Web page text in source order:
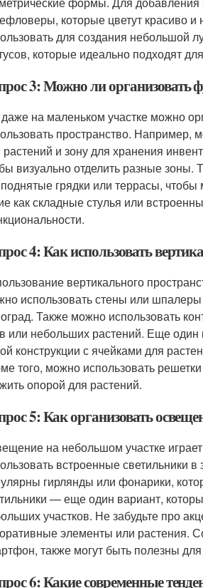
которые цветут красиво
для создания небольшой
которые идеально подходят
3: Можно ли организовать
на маленьком участке можно
пространство. Например,
и зону для хранения
визуально отделить разные зоны.
грядки или террасы,
как складные стулья или
4: Как использовать
вертикального
использовать стены или
Также можно использовать
или небольших растений. Еще
конструкции с ячейками для
того, можно использовать
опорой для растений.
5: Как организовать
на небольшом участке
встроенные светильники
гирлянды или фонарики,
— еще один вариант,
участков. Не забудьте про
элементы или растения.
также могут быть полезны
6: Какие современные